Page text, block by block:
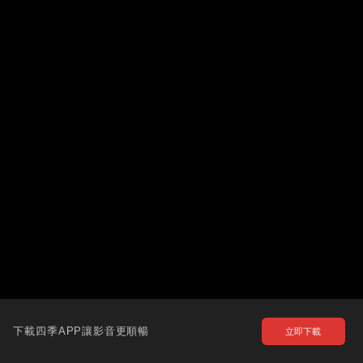
下載四季APP讓影音更順暢 立即下載